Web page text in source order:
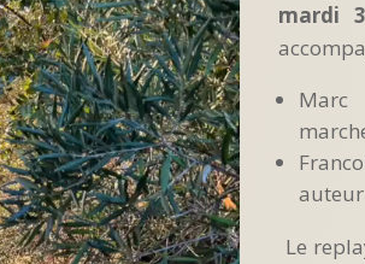
mardi
Marc
auteur
Le